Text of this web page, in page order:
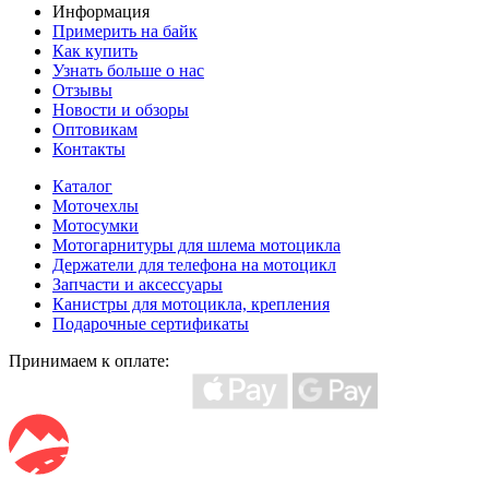
Информация
Примерить на байк
Как купить
Узнать больше о нас
Отзывы
Новости и обзоры
Оптовикам
Контакты
Каталог
Моточехлы
Мотосумки
Мотогарнитуры для шлема мотоцикла
Держатели для телефона на мотоцикл
Запчасти и аксессуары
Канистры для мотоцикла, крепления
Подарочные сертификаты
Принимаем к оплате: